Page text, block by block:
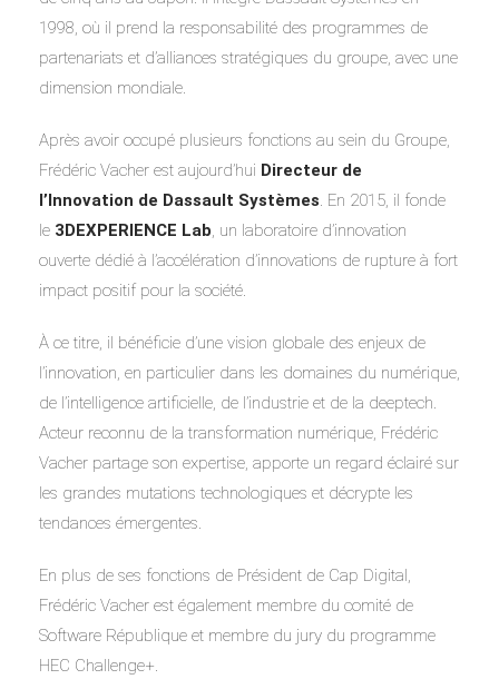
1998, où il prend la responsabilité des programmes de
partenariats et d’alliances stratégiques du groupe, avec une
dimension mondiale.
Après avoir occupé plusieurs fonctions au sein du Groupe,
Frédéric Vacher est aujourd’hui Directeur de
l’Innovation de Dassault Systèmes. En 2015, il fonde
le 3DEXPERIENCE Lab, un laboratoire d’innovation
ouverte dédié à l’accélération d’innovations de rupture à fort
impact positif pour la société.
À ce titre, il bénéficie d’une vision globale des enjeux de
l’innovation, en particulier dans les domaines du numérique,
de l’intelligence artificielle, de l’industrie et de la deeptech.
Acteur reconnu de la transformation numérique, Frédéric
Vacher partage son expertise, apporte un regard éclairé sur
les grandes mutations technologiques et décrypte les
tendances émergentes.
En plus de ses fonctions de Président de Cap Digital,
Frédéric Vacher est également membre du comité de
Software République et membre du jury du programme
HEC Challenge+.